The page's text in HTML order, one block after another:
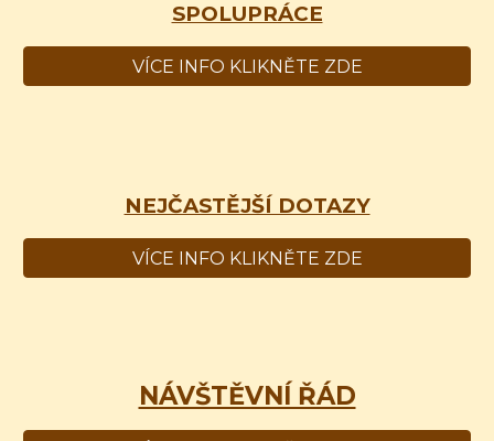
SPOLUPRÁCE
VÍCE INFO KLIKNĚTE ZDE
NEJČASTĚJŠÍ DOTAZY
VÍCE INFO KLIKNĚTE ZDE
NÁVŠTĚVNÍ ŘÁD